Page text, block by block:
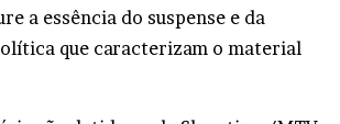
a essência do suspense e da
que caracterizam o material